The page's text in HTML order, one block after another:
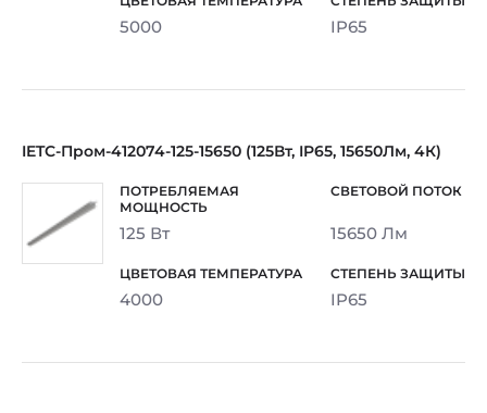
5000 IP65
IETC-Пром-412074-125-15650 (125Вт, IP65, 15650Лм, 4К)
125 Вт 15650 Лм
4000 IP65